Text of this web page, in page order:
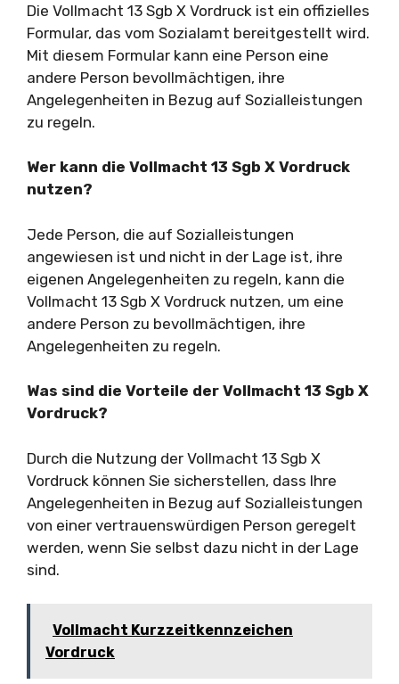
Die Vollmacht 13 Sgb X Vordruck ist ein offizielles
Formular, das vom Sozialamt bereitgestellt wird.
Mit diesem Formular kann eine Person eine
andere Person bevollmächtigen, ihre
Angelegenheiten in Bezug auf Sozialleistungen
zu regeln.
Wer kann die Vollmacht 13 Sgb X Vordruck
nutzen?
Jede Person, die auf Sozialleistungen
angewiesen ist und nicht in der Lage ist, ihre
eigenen Angelegenheiten zu regeln, kann die
Vollmacht 13 Sgb X Vordruck nutzen, um eine
andere Person zu bevollmächtigen, ihre
Angelegenheiten zu regeln.
Was sind die Vorteile der Vollmacht 13 Sgb X
Vordruck?
Durch die Nutzung der Vollmacht 13 Sgb X
Vordruck können Sie sicherstellen, dass Ihre
Angelegenheiten in Bezug auf Sozialleistungen
von einer vertrauenswürdigen Person geregelt
werden, wenn Sie selbst dazu nicht in der Lage
sind.
Vollmacht Kurzzeitkennzeichen
Vordruck